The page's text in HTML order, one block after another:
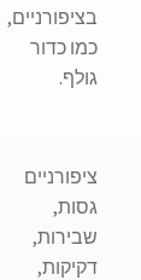
בציפורניים,
כמו כדור
גולף.
ציפורניים
גסות,
שבירות,
דקיקות,